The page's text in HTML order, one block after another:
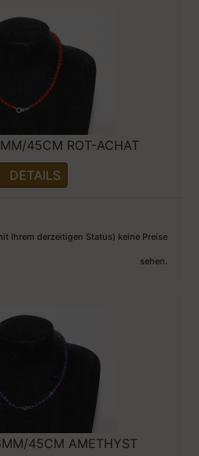
45CM ROT-ACHAT
DETAILS
Ihrem derzeitigen Status) keine Preise
sehen.
45CM AMETHYST